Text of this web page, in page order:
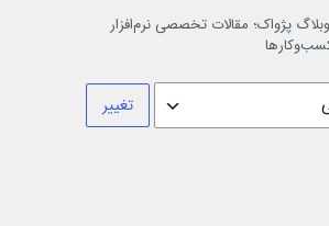
پژواک؛ مقالات تخصصی نرم‌افزار